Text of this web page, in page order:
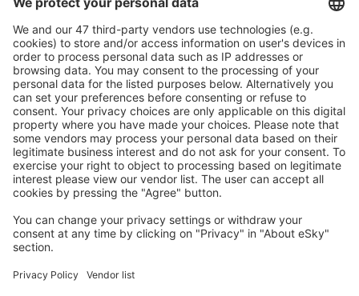
Planifică ȋn siguranţă
Rezervare fără griji cu opțiune gratuită de anulare.
Economiseşte mai mult
Prețuri atractive și oferte speciale pentru utilizatorii
conectați.
Cazarea preferată
Alege din peste 1,3 mil. de opţiuni: hoteluri, cabane,
Cele mai căutate hoteluri de către utilizatorii eSky